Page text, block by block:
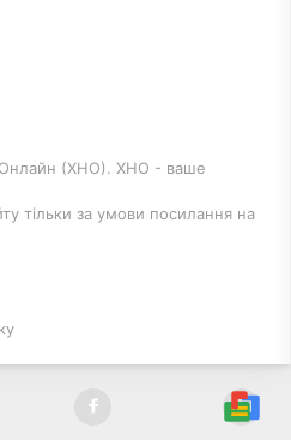
Онлайн (ХНО). ХНО - ваше
тільки за умови посилання на